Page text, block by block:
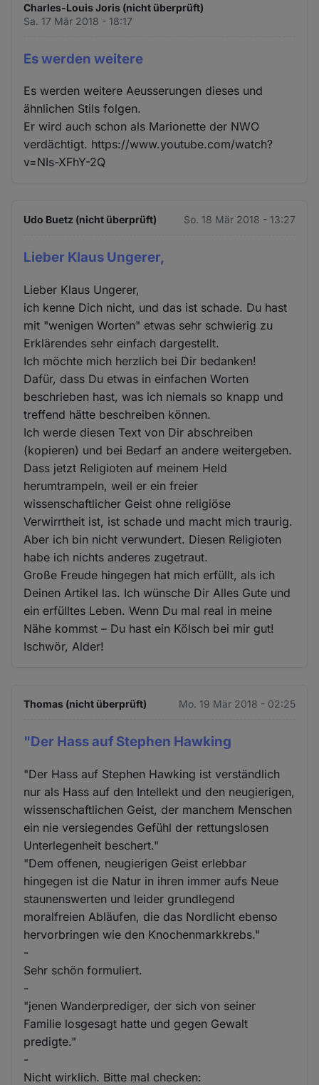
Charles-Louis Joris (nicht überprüft)
Sa. 17 Mär 2018 - 18:17
Es werden weitere
Es werden weitere Aeusserungen dieses und
ähnlichen Stils folgen.
Er wird auch schon als Marionette der NWO
verdächtigt. https://www.youtube.com/watch?
v=NIs-XFhY-2Q
Udo Buetz (nicht überprüft) So. 18 Mär 2018 - 13:27
Lieber Klaus Ungerer,
Lieber Klaus Ungerer,
ich kenne Dich nicht, und das ist schade. Du hast
mit "wenigen Worten" etwas sehr schwierig zu
Erklärendes sehr einfach dargestellt.
Ich möchte mich herzlich bei Dir bedanken!
Dafür, dass Du etwas in einfachen Worten
beschrieben hast, was ich niemals so knapp und
treffend hätte beschreiben können.
Ich werde diesen Text von Dir abschreiben
(kopieren) und bei Bedarf an andere weitergeben.
Dass jetzt Religioten auf meinem Held
herumtrampeln, weil er ein freier
wissenschaftlicher Geist ohne religiöse
Verwirrtheit ist, ist schade und macht mich traurig.
Aber ich bin nicht verwundert. Diesen Religioten
habe ich nichts anderes zugetraut.
Große Freude hingegen hat mich erfüllt, als ich
Deinen Artikel las. Ich wünsche Dir Alles Gute und
ein erfülltes Leben. Wenn Du mal real in meine
Nähe kommst – Du hast ein Kölsch bei mir gut!
Ischwör, Alder!
Thomas (nicht überprüft) Mo. 19 Mär 2018 - 02:25
"Der Hass auf Stephen Hawking
"Der Hass auf Stephen Hawking ist verständlich
nur als Hass auf den Intellekt und den neugierigen,
wissenschaftlichen Geist, der manchem Menschen
ein nie versiegendes Gefühl der rettungslosen
Unterlegenheit beschert."
"Dem offenen, neugierigen Geist erlebbar
hingegen ist die Natur in ihren immer aufs Neue
staunenswerten und leider grundlegend
moralfreien Abläufen, die das Nordlicht ebenso
hervorbringen wie den Knochenmarkkrebs."
-
Sehr schön formuliert.
-
"jenen Wanderprediger, der sich von seiner
Familie losgesagt hatte und gegen Gewalt
predigte."
-
Nicht wirklich. Bitte mal checken: